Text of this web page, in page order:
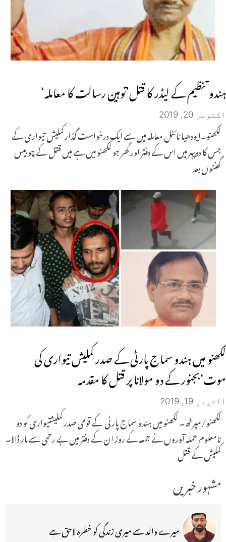
ہندو تنظیم کے لیڈر کا قتل’توہین رسالت کا معاملہ‘
اکتوبر 20, 2019
لکھنو۔ایودھیا ٹائٹل معاملہ میں سے ایک درخواست گذار کملیش تیواری کے
جس کا دوپہر میں اس کے دفتر اور گھر جو لکھنو میں ہے میں قتل کے چوبیس
گھنٹوں بعد
لکھنو میں ہندو سماج پارٹی کے صدر کملیش تیواری کی
موت‘بجنور کے دو مولانا پر قتل کا مقدمہ
اکتوبر 19, 2019
لکھنو/میرٹھ۔ لکھنو میں ہندو سماج پارٹی کے قومی صدر کملیشتیواری کو دو
نامعلوم حملہ آوروں نے جمعہ کے روز ان کے دفتر میں بے رحمی سے مار ڈالا۔
کملیش کے قتل
مشہور خبریں
میرے والد سے میری زندگی کو خطرہ لاحق ہے